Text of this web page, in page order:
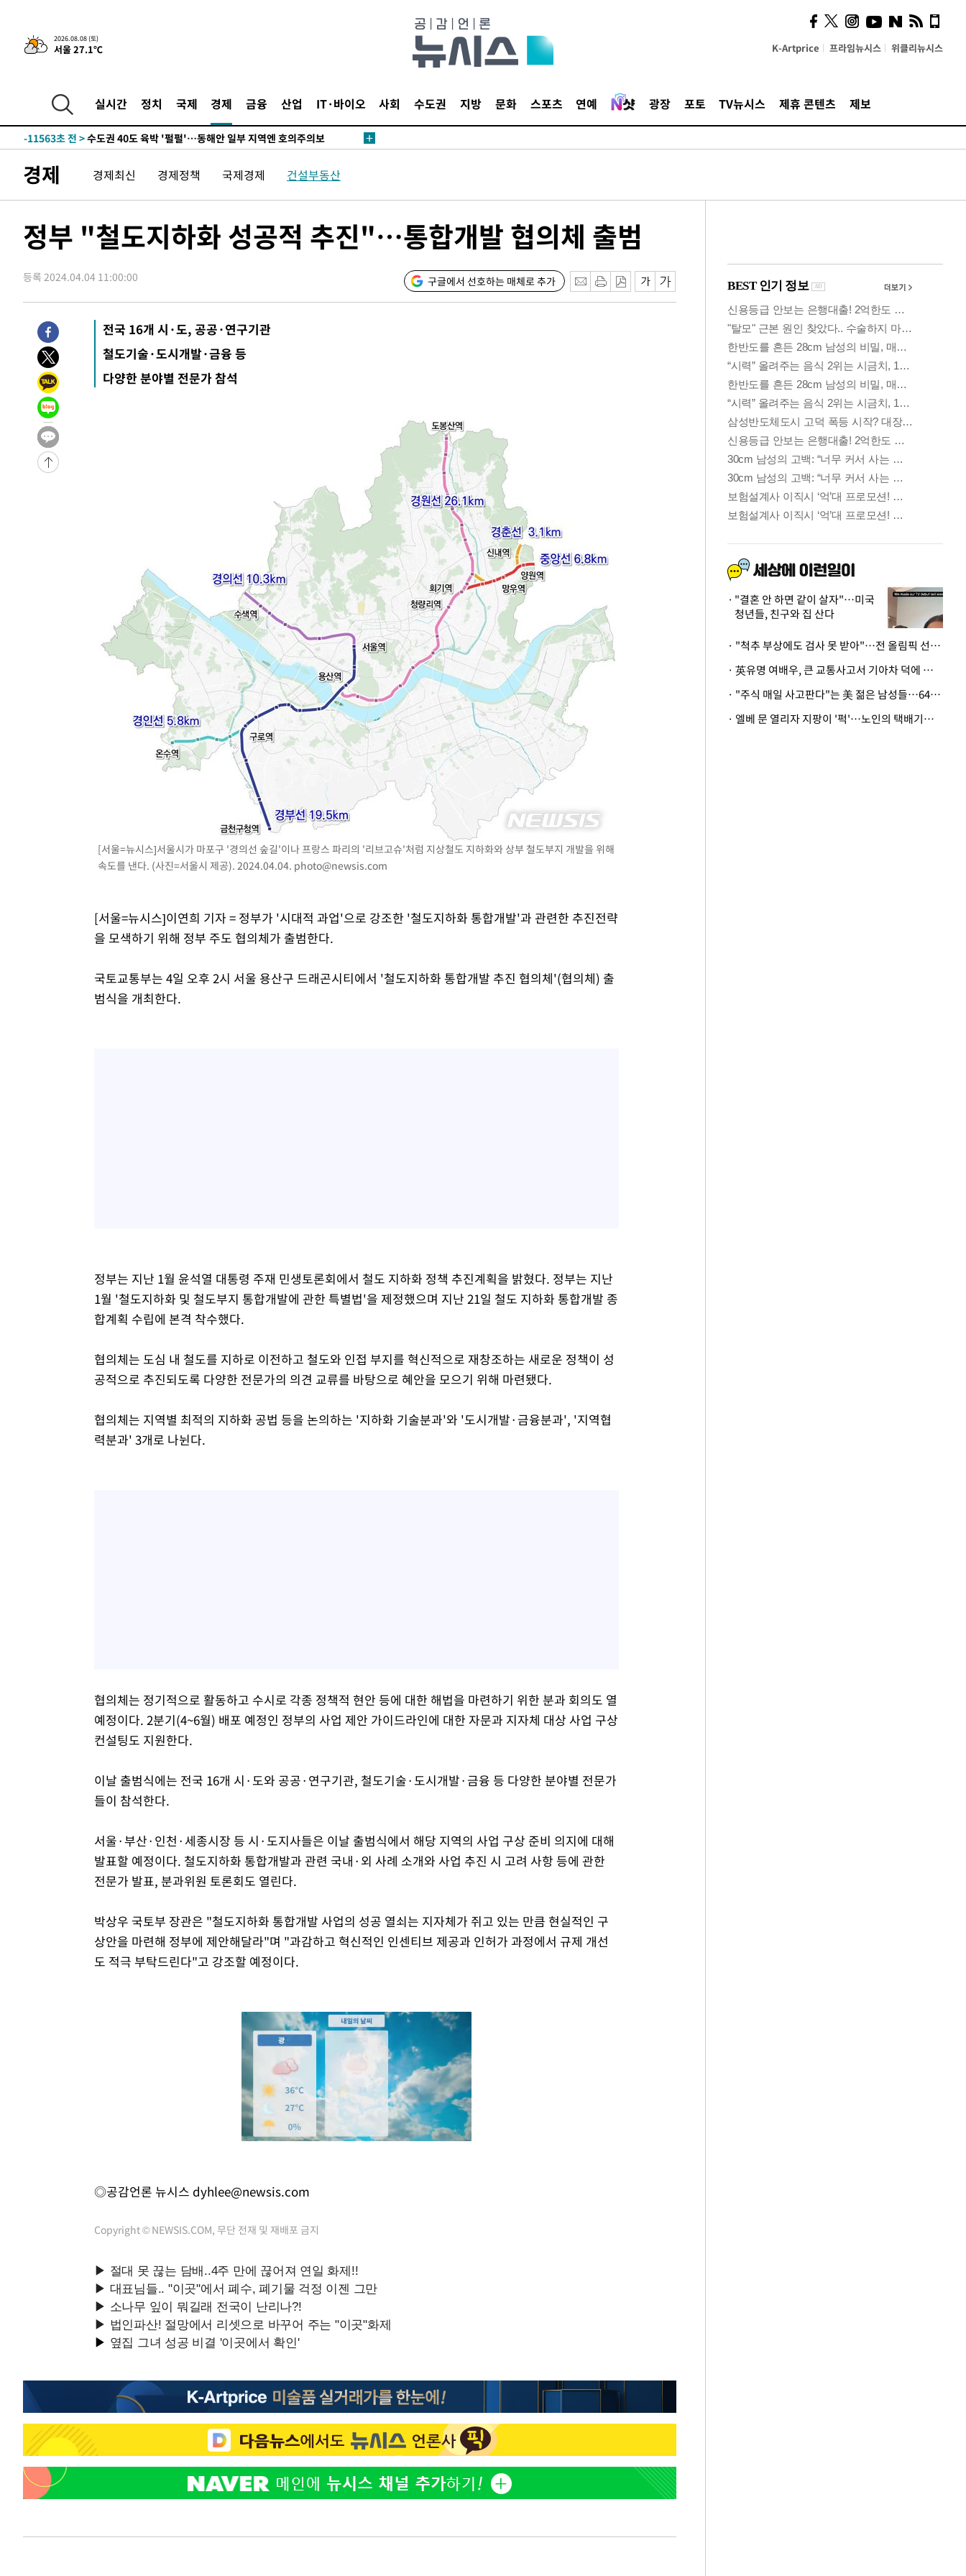
2026.08.08 (토)
서울 27.1℃ K-Artprice 프라임뉴시스 위클리뉴시스
실시간 정치 국제 경제 금융 산업 IT·바이오 사회 수도권 지방 문화 스포츠 연예 광장 포토 TV뉴시스 제휴 콘텐츠 제보
청래 44.56%
-19268초 전 >[속보]與 대표 경선 제주·인천 당원투표…金 47.75%·鄭
42.08%·宋 10.17%
-18802초 전 > 이강인 "아틀레티코 이적 기뻐…등번호 7번 의미보단 팀 위해 뛸
-12511초 전 >
낮 최고 35도 '무더위'…동해안 시간당 30㎜ '강한 비'[내일날씨]
-11781초 전 >
틀레티코 이적"
-11563초 전 >수도권 40도 육박 '펄펄'…동해안 일부 지역엔 호의주의보
-4477초 전 >
강릉에 시간당 81.4㎜ 물폭탄…도로 잠기고 담벼락 붕괴
-584초 전 >백운산서 80년근 천종산삼 9뿌리 발견…감정가 1.3억원
1시간 전 >남자 농구, 나고야 아시안게임서 '홈팀' 일본과 한일전
2시간 전 >극한폭염 한풀 꺾이지만…'낮 최고 35도' 무더위, 열대야 계속[다음주
3시간 전 >축구협회 "압수수색·성접대 논란 사과…쇄신의 기회로 삼겠다"
3시간 전 >
[속보]'압수수색·성접대 논란' 축구협회 "실망과 걱정 안겨드려 죄송"
6시간 전 >
'최고 37도' 폭염 지속…강원동해안 최대 150㎜ 비
8시간 전 >
[속보]뉴욕증시 상승 마감…S&P 0.6% 나스닥 1.3%↑
-29006초 전 >
이란 "호르무즈 재개방 합의 근접…美 배상 선행돼야"
-20053초 전 >
한민수·김용 순
-20006초 전 >
청래 44.56%
-19288초 전 >
42.08%·宋 10.17%
-18822초 전 >
낮 최고 35도 '무더위'…동해안 시간당 30㎜ '강한 비'[내일날씨]
[속보]이강인 "감독님이 원하는 마음 느꼈고, 많은 트로피 원해 아
수도권 40도 육박 '펄펄'…동해안 일부 지역엔 호의주의보
온열질환 사망자 3명 늘어…누적 환자 3000명 돌파
강릉에 시간당 81.4㎜ 물폭탄…도로 잠기고 담벼락 붕괴
백운산서 80년근 천종산삼 9뿌리 발견…감정가 1.3억원
선재도서 해루질 나섰다 실종 60대, 닷새 만에 숨진 채 발견
남자 농구, 나고야 아시안게임서 '홈팀' 일본과 한일전
여수 오동도 해상서 모터보트 전복…1명 사망·1명 실종
극한폭염 한풀 꺾이지만…'낮 최고 35도' 무더위, 열대야 계속[다음주
축구협회 "압수수색·성접대 논란 사과…쇄신의 기회로 삼겠다"
[속보]'압수수색·성접대 논란' 축구협회 "실망과 걱정 안겨드려 죄송"
'최고 37도' 폭염 지속…강원동해안 최대 150㎜ 비
[속보]뉴욕증시 상승 마감…S&P 0.6% 나스닥 1.3%↑
경제 경제최신 경제정책 국제경제 건설부동산
정부 "철도지하화 성공적 추진"…통합개발 협의체 출범
등록 2024.04.04 11:00:00 구글에서 선호하는 매체로 추가
전국 16개 시·도, 공공·연구기관
철도기술·도시개발·금융 등
다양한 분야별 전문가 참석
[서울=뉴시스]서울시가 마포구 '경의선 숲길'이나 프랑스 파리의 '리브고슈'처럼 지상철도 지하화와 상부 철도부지 개발을 위해
속도를 낸다. (사진=서울시 제공). 2024.04.04. photo@newsis.com
[서울=뉴시스]이연희 기자 = 정부가 '시대적 과업'으로 강조한 '철도지하화 통합개발'과 관련한 추진전략
을 모색하기 위해 정부 주도 협의체가 출범한다.
국토교통부는 4일 오후 2시 서울 용산구 드래곤시티에서 '철도지하화 통합개발 추진 협의체'(협의체) 출
범식을 개최한다.
정부는 지난 1월 윤석열 대통령 주재 민생토론회에서 철도 지하화 정책 추진계획을 밝혔다. 정부는 지난
1월 '철도지하화 및 철도부지 통합개발에 관한 특별법'을 제정했으며 지난 21일 철도 지하화 통합개발 종
합계획 수립에 본격 착수했다.
협의체는 도심 내 철도를 지하로 이전하고 철도와 인접 부지를 혁신적으로 재창조하는 새로운 정책이 성
공적으로 추진되도록 다양한 전문가의 의견 교류를 바탕으로 혜안을 모으기 위해 마련됐다.
협의체는 지역별 최적의 지하화 공법 등을 논의하는 '지하화 기술분과'와 '도시개발·금융분과', '지역협
력분과' 3개로 나뉜다.
협의체는 정기적으로 활동하고 수시로 각종 정책적 현안 등에 대한 해법을 마련하기 위한 분과 회의도 열
예정이다. 2분기(4~6월) 배포 예정인 정부의 사업 제안 가이드라인에 대한 자문과 지자체 대상 사업 구상
컨설팅도 지원한다.
이날 출범식에는 전국 16개 시·도와 공공·연구기관, 철도기술·도시개발·금융 등 다양한 분야별 전문가
들이 참석한다.
서울·부산·인천·세종시장 등 시·도지사들은 이날 출범식에서 해당 지역의 사업 구상 준비 의지에 대해
발표할 예정이다. 철도지하화 통합개발과 관련 국내·외 사례 소개와 사업 추진 시 고려 사항 등에 관한
전문가 발표, 분과위원 토론회도 열린다.
박상우 국토부 장관은 "철도지하화 통합개발 사업의 성공 열쇠는 지자체가 쥐고 있는 만큼 현실적인 구
상안을 마련해 정부에 제안해달라"며 "과감하고 혁신적인 인센티브 제공과 인허가 과정에서 규제 개선
도 적극 부탁드린다"고 강조할 예정이다.
◎공감언론 뉴시스 dyhlee@newsis.com
Copyright © NEWSIS.COM, 무단 전재 및 재배포 금지
사이 해답 찾았죠"…알을
깨고 나온 '초자아'
"결혼 안 하면 같이 살자"…미국
청년들, 친구와 집 산다
· "척추 부상에도 검사 못 받아"…전 올림픽 선수, 美봅슬레이협회 상대 소송
· 英유명 여배우, 큰 교통사고서 기아차 덕에 살았다
· "주식 매일 사고판다"는 美 젊은 남성들…64%가 "나는 인생의 패배자“
· 엘베 문 열리자 지팡이 '퍽'…노인의 택배기사 폭행 이유